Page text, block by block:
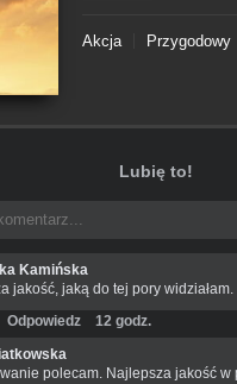
Akcja Przygodowy
Lubię to!
Kamińska
jakość, jaką do tej pory
Odpowiedz
12 godz.
polecam. Najlepsza jakość